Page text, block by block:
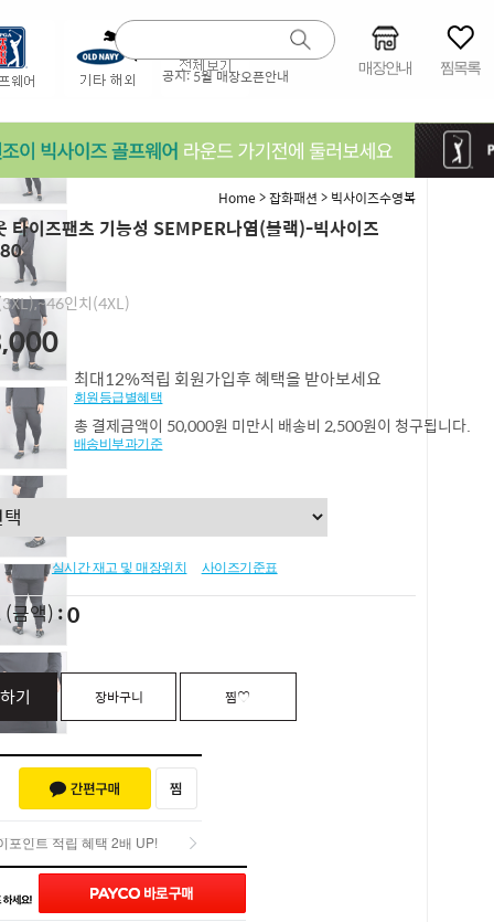
공지:5월 매장오픈안내 매장안내 찜목록
Home>잡화패션 > 빅사이즈수영복
타이즈팬츠 기능성 SEMPER나염(블랙)-빅사이즈
인치(4XL)
최대12%적립 회원가입후 혜택을 받아보세요
회원등급별혜택
총 결제금액이 50,000원 미만시 배송비 2,500원이 청구됩니다.
배송비부과기준
실시간 재고 및 매장위치 사이즈기준표
(금액) 0
기 장바구니 찜♡
포인트 적립 혜택 2배 UP!
포인트 적립 혜택 2배 UP!
(0)